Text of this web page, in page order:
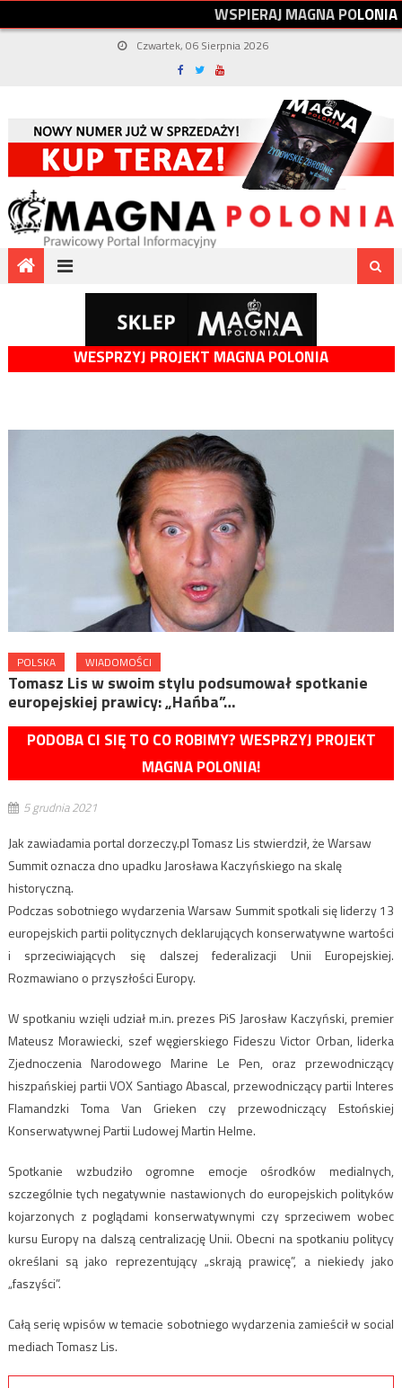
WSPIERAJMAGNAPOLONIA
Czwartek, 06 Sierpnia 2026
WESPRZYJ PROJEKT MAGNA POLONIA
POLSKA WIADOMOŚCI
Tomasz Lis w swoim stylu podsumował spotkanie
europejskiej prawicy: „Hańba”…
PODOBA CI SIĘ TO CO ROBIMY? WESPRZYJ PROJEKT
MAGNA POLONIA!
5 grudnia 2021
Jak zawiadamia portal dorzeczy.pl Tomasz Lis stwierdził, że Warsaw
Summit oznacza dno upadku Jarosława Kaczyńskiego na skalę
historyczną.
Podczas sobotniego wydarzenia Warsaw Summit spotkali się liderzy 13
europejskich partii politycznych deklarujących konserwatywne wartości
i sprzeciwiających się dalszej federalizacji Unii Europejskiej.
Rozmawiano o przyszłości Europy.
W spotkaniu wzięli udział m.in. prezes PiS Jarosław Kaczyński, premier
Mateusz Morawiecki, szef węgierskiego Fideszu Victor Orban, liderka
Zjednoczenia Narodowego Marine Le Pen, oraz przewodniczący
hiszpańskiej partii VOX Santiago Abascal, przewodniczący partii Interes
Flamandzki Toma Van Grieken czy przewodniczący Estońskiej
Konserwatywnej Partii Ludowej Martin Helme.
Spotkanie wzbudziło ogromne emocje ośrodków medialnych,
szczególnie tych negatywnie nastawionych do europejskich polityków
kojarzonych z poglądami konserwatywnymi czy sprzeciwem wobec
kursu Europy na dalszą centralizację Unii. Obecni na spotkaniu politycy
określani są jako reprezentujący „skrają prawicę”, a niekiedy jako
„faszyści”.
Całą serię wpisów w temacie sobotniego wydarzenia zamieścił w social
mediach Tomasz Lis.